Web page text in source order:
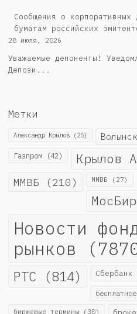
Cообщения о
бумагам российских
28 июля, 2026
Уважаемые депоненты!
Депози...
Метки
Александр Крылов (25)
Газпром (42) Крылов
ММВБ (210) ММВБ (27)
Новости
рынков
РТС (814) Сбербанк
биржевые термины (30)